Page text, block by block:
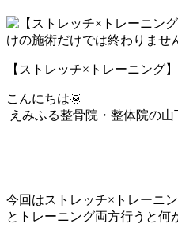
【ストレッチ×トレーニング】
こんにちは🌞
えみふる整骨院・整体院の山
今回はストレッチ×トレーニ
とトレーニング両方行うと何